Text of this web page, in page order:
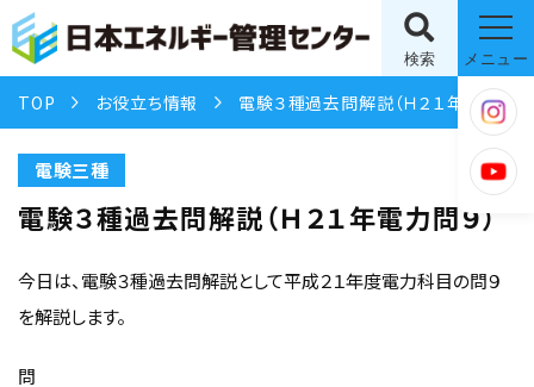
検索 メニュー
TOP お役立ち情報 電験３種過去問解説（Ｈ２１年電力問９）
電験三種
電験３種過去問解説（Ｈ２１年電力問９）
今日は、電験３種過去問解説として平成２１年度電力科目の問９
を解説します。
問